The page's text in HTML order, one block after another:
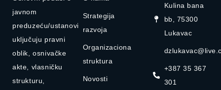
javnom
preduzeću/ustanovi
uključuju pravni
oblik, osnivačke
akte, vlasničku
strukturu,
Strategija
razvoja
Organizaciona
struktura
Novosti
Kulina bana
bb, 75300
Lukavac
+387 35 367
301